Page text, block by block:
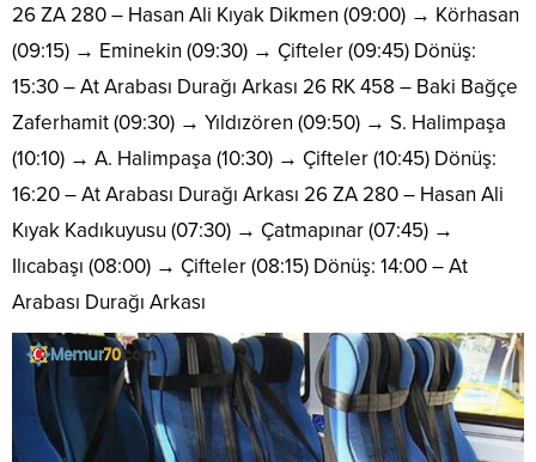
26 ZA 280 – Hasan Ali Kıyak Dikmen (09:00) → Körhasan
(09:15) → Eminekin (09:30) → Çifteler (09:45) Dönüş:
15:30 – At Arabası Durağı Arkası 26 RK 458 – Baki Bağçe
Zaferhamit (09:30) → Yıldızören (09:50) → S. Halimpaşa
(10:10) → A. Halimpaşa (10:30) → Çifteler (10:45) Dönüş:
16:20 – At Arabası Durağı Arkası 26 ZA 280 – Hasan Ali
Kıyak Kadıkuyusu (07:30) → Çatmapınar (07:45) →
Ilıcabaşı (08:00) → Çifteler (08:15) Dönüş: 14:00 – At
Arabası Durağı Arkası